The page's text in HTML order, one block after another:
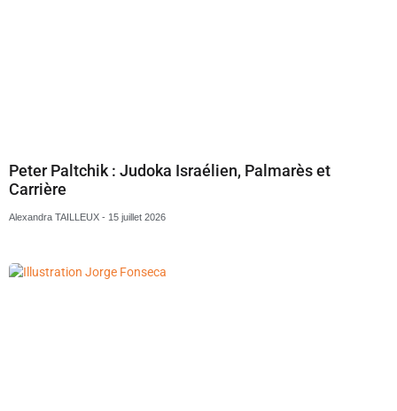
Peter Paltchik : Judoka Israélien, Palmarès et
Carrière
Alexandra TAILLEUX 15 juillet 2026